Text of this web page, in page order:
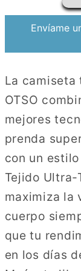
Chups
World
Envíame
La camiseta
OTSO
mejores
prenda
con un
Tejido
maximiza la
cuerpo
que tu
en los días